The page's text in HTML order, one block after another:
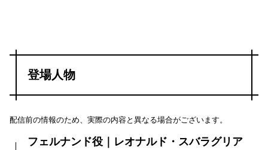
登場人物
配信前の情報のため、実際の内容と異なる場合がございます。
フェルナンド役｜レオナルド・スバラグリア